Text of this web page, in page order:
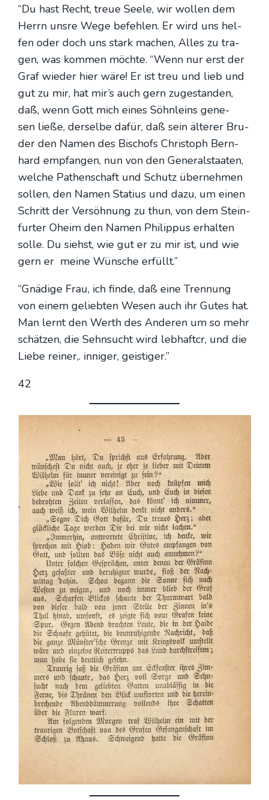
“Du hast Recht, treue See­le, wir wol­len dem
Herrn uns­re Wege befeh­len. Er wird uns hel­
fen oder doch uns stark machen, Alles zu tra­
gen, was kom­men möch­te. “Wenn nur erst der
Graf wie­der hier wäre! Er ist treu und lieb und
gut zu mir, hat mir’s auch gern zuge­stan­den,
daß, wenn Gott mich eines Söhn­leins gene­
sen lie­ße, der­sel­be dafür, daß sein älte­rer Bru­
der den Namen des Bischofs Chris­toph Bern­
hard emp­fan­gen, nun von den Gene­ral­staa­ten,
wel­che Pathen­schaft und Schutz über­neh­men
sol­len, den Namen Sta­ti­us und dazu, um einen
Schritt der Ver­söh­nung zu thun, von dem Stein­
fur­ter Oheim den Namen Phil­ip­pus erhal­ten
sol­le. Du siehst, wie gut er zu mir ist, und wie
gern er mei­ne Wün­sche erfüllt.”
“Gnä­di­ge Frau, ich fin­de, daß eine Tren­nung
von einem gelieb­ten Wesen auch ihr Gutes hat.
Man lernt den Werth des Ande­ren um so mehr
schät­zen, die Sehn­sucht wird leb­haft­cr, und die
Lie­be rei­ner,. inni­ger, geis­ti­ger.”
42